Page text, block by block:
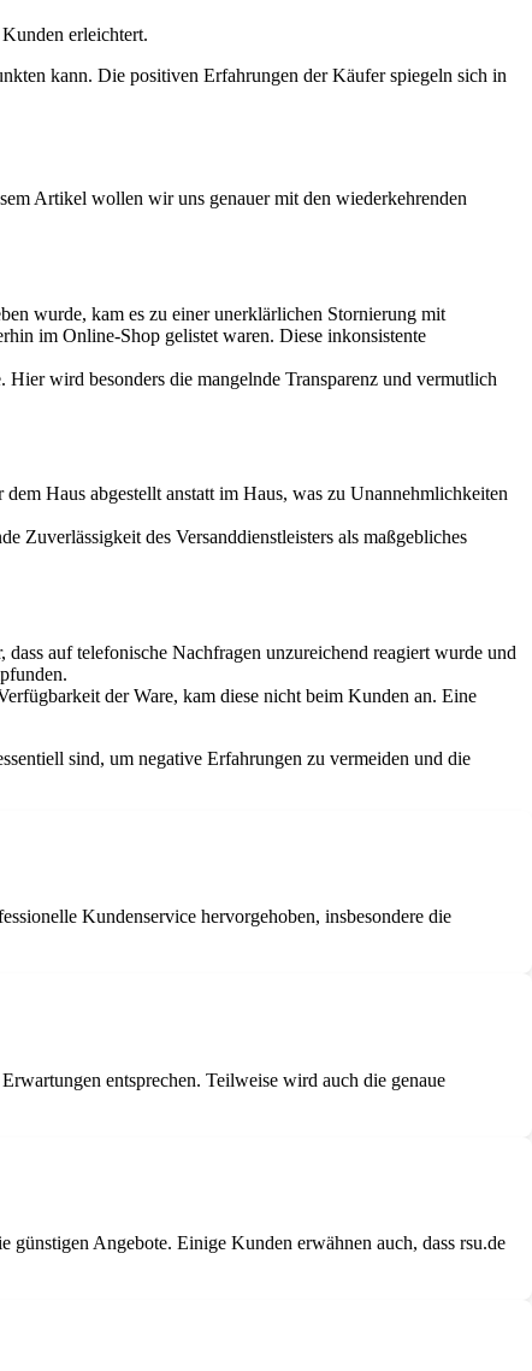
erleichtert.
kann. Die positiven Erfahrungen der Käufer spiegeln sich in
Artikel wollen wir uns genauer mit den wiederkehrenden
wurde, kam es zu einer unerklärlichen Stornierung mit
im Online-Shop gelistet waren. Diese inkonsistente
wird besonders die mangelnde Transparenz und vermutlich
Haus abgestellt anstatt im Haus, was zu Unannehmlichkeiten
Zuverlässigkeit des Versanddienstleisters als maßgebliches
auf telefonische Nachfragen unzureichend reagiert wurde und
der Ware, kam diese nicht beim Kunden an. Eine
sind, um negative Erfahrungen zu vermeiden und die
Kundenservice hervorgehoben, insbesondere die
entsprechen. Teilweise wird auch die genaue
günstigen Angebote. Einige Kunden erwähnen auch, dass rsu.de